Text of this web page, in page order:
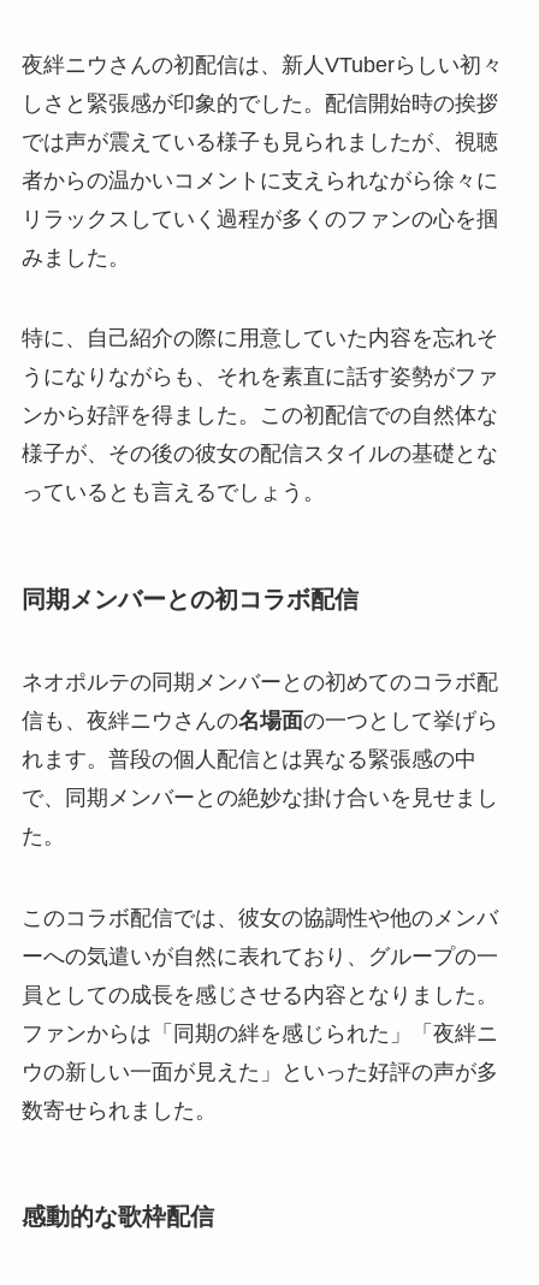
夜絆ニウさんの初配信は、新人VTuberらしい初々
しさと緊張感が印象的でした。配信開始時の挨拶
では声が震えている様子も見られましたが、視聴
者からの温かいコメントに支えられながら徐々に
リラックスしていく過程が多くのファンの心を掴
みました。
特に、自己紹介の際に用意していた内容を忘れそ
うになりながらも、それを素直に話す姿勢がファ
ンから好評を得ました。この初配信での自然体な
様子が、その後の彼女の配信スタイルの基礎とな
っているとも言えるでしょう。
同期メンバーとの初コラボ配信
ネオポルテの同期メンバーとの初めてのコラボ配
信も、夜絆ニウさんの名場面の一つとして挙げら
れます。普段の個人配信とは異なる緊張感の中
で、同期メンバーとの絶妙な掛け合いを見せまし
た。
このコラボ配信では、彼女の協調性や他のメンバ
ーへの気遣いが自然に表れており、グループの一
員としての成長を感じさせる内容となりました。
ファンからは「同期の絆を感じられた」「夜絆ニ
ウの新しい一面が見えた」といった好評の声が多
数寄せられました。
感動的な歌枠配信